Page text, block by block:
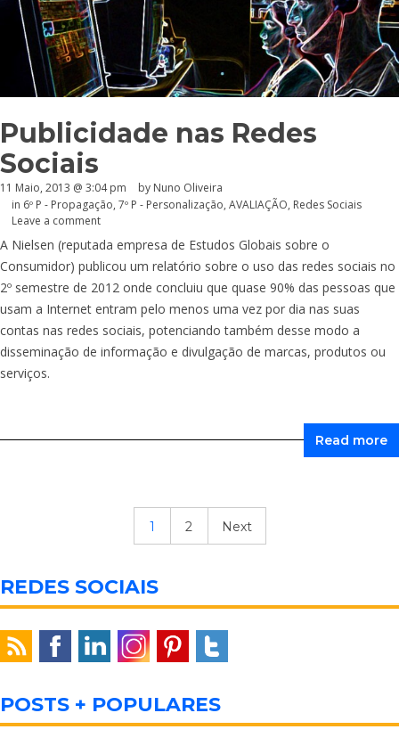
Publicidade nas Redes
Sociais
11 Maio, 2013 @ 3:04 pm
by Nuno Oliveira
in 6º P - Propagação, 7º P - Personalização, AVALIAÇÃO, Redes Sociais
Leave a comment
A Nielsen (reputada empresa de Estudos Globais sobre o
Consumidor) publicou um relatório sobre o uso das redes sociais no
2º semestre de 2012 onde concluiu que quase 90% das pessoas que
usam a Internet entram pelo menos uma vez por dia nas suas
contas nas redes sociais, potenciando também desse modo a
disseminação de informação e divulgação de marcas, produtos ou
serviços.
Read more
1 2 Next
REDES SOCIAIS
POSTS + POPULARES